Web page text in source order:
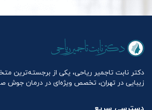
دکتر نابت تاجمیر ریاحی، یکی از برجسته‌ترین
زیبایی در تهران، تخصص ویژه‌ای در درمان جوش